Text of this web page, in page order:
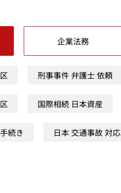
企業法務
刑事事件 弁護士 依頼
国際相続 日本資産
続き 日本 交通事故 対応